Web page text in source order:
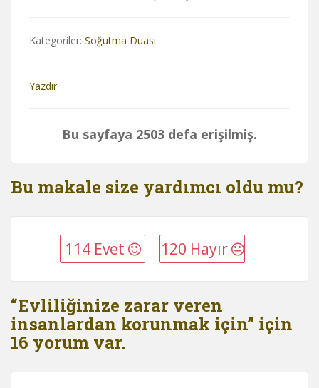
Kategoriler: Soğutma Duası
Yazdır
Bu sayfaya 2503 defa erişilmiş.
Bu makale size yardımcı oldu mu?
114 Evet 120 Hayır
“Evliliğinize zarar veren
insanlardan korunmak için” için
16 yorum var.